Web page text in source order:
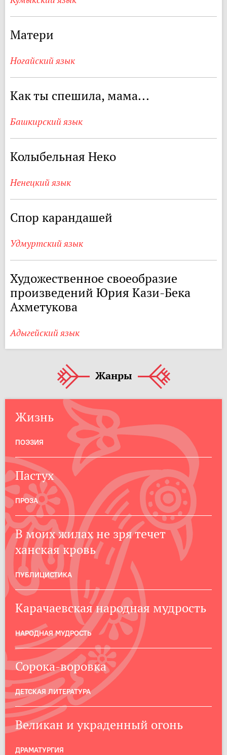
Матери
Ногайский язык
Как ты спешила, мама...
Башкирский язык
Колыбельная Неко
Ненецкий язык
Спор карандашей
Удмуртский язык
Художественное своеобразие
произведений Юрия Кази-Бека
Ахметукова
Адыгейский язык
Жанры
Жизнь
ПОЭЗИЯ
Пастух
ПРОЗА
В моих жилах не зря течет
ханская кровь
ПУБЛИЦИСТИКА
Карачаевская народная мудрость
НАРОДНАЯ МУДРОСТЬ
Сорока-воровка
ДЕТСКАЯ ЛИТЕРАТУРА
Великан и украденный огонь
ДРАМАТУРГИЯ